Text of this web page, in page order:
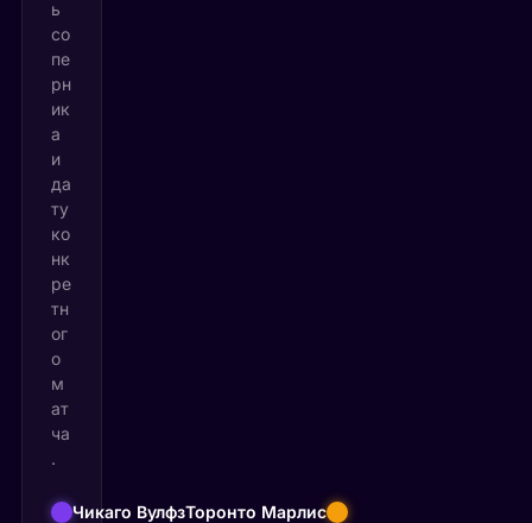
ь
со
пе
рн
ик
а
и
да
ту
ко
нк
ре
тн
ог
о
м
ат
ча
.
Чикаго ВулфзТоронто Марлис